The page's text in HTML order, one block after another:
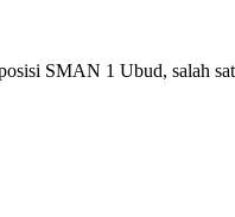
SMAN 1 Ubud, salah